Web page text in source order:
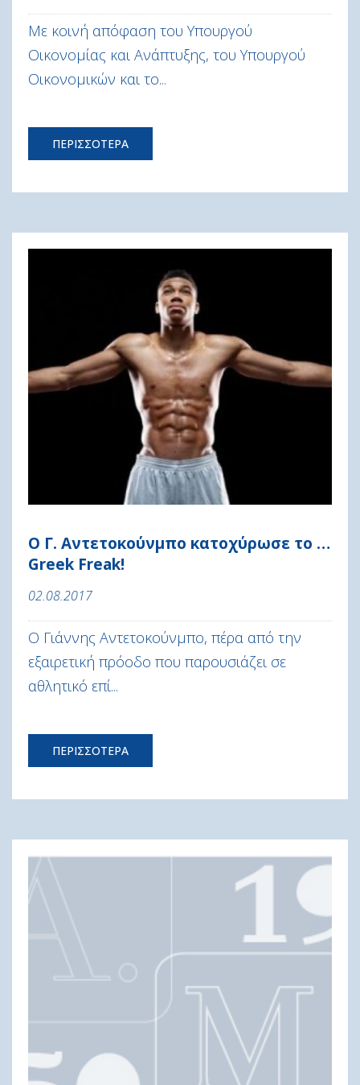
Με κοινή απόφαση του Υπουργού
Οικονομίας και Ανάπτυξης, του Υπουργού
Οικονομικών και το...
ΠΕΡΙΣΣΟΤΕΡΑ
Ο Γ. Αντετοκούνμπο κατοχύρωσε το …
Greek Freak!
02.08.2017
Ο Γιάννης Αντετοκούνμπο, πέρα από την
εξαιρετική πρόοδο που παρουσιάζει σε
αθλητικό επί...
ΠΕΡΙΣΣΟΤΕΡΑ